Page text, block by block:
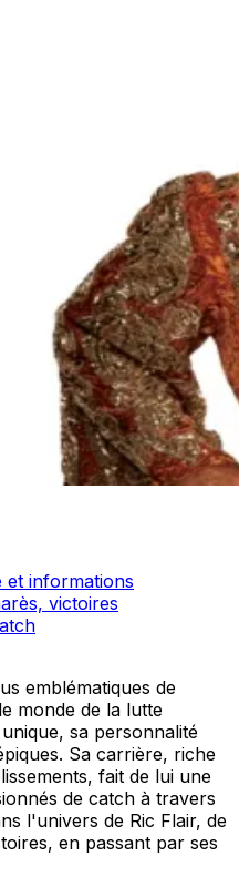
et informations
victoires
emblématiques de
monde de la lutte
sa personnalité
Sa carrière, riche
fait de lui une
de catch à travers
l'univers de Ric Flair, de
en passant par ses